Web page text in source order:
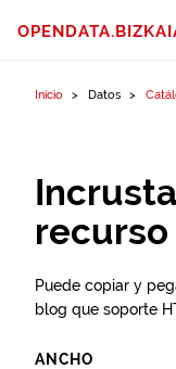
Inicio Datos
recurso
Puede copiar y
blog que soporte
ANCHO